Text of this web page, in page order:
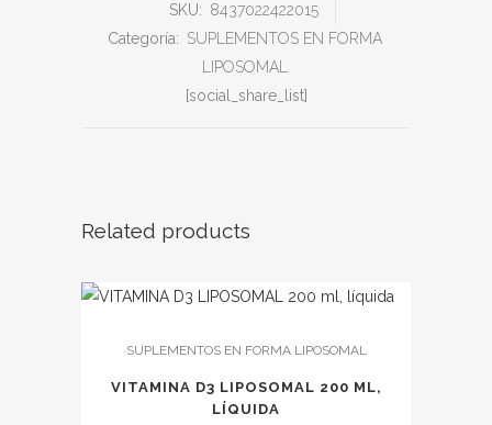
SKU: 8437022422015
Categoría: SUPLEMENTOS EN FORMA
LIPOSOMAL
[social_share_list]
Related products
SUPLEMENTOS EN FORMA LIPOSOMAL
VITAMINA D3 LIPOSOMAL 200 ML,
LÍQUIDA